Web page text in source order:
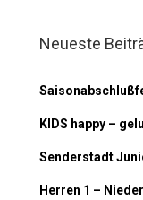
Neueste
KIDS happy –
Senderstadt
Herren 1 –